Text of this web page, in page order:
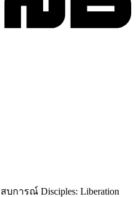
การณ์ Disciples: Liberation